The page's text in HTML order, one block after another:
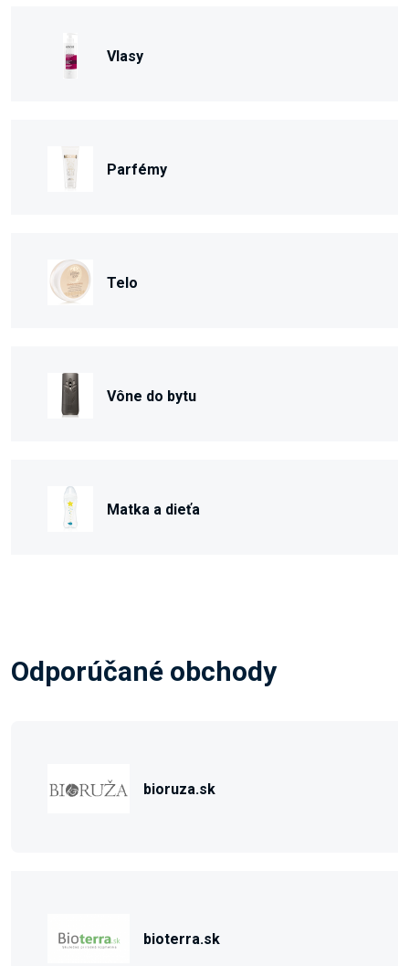
Vlasy
Parfémy
Telo
Vône do bytu
Matka a dieťa
Odporúčané obchody
bioruza.sk
bioterra.sk